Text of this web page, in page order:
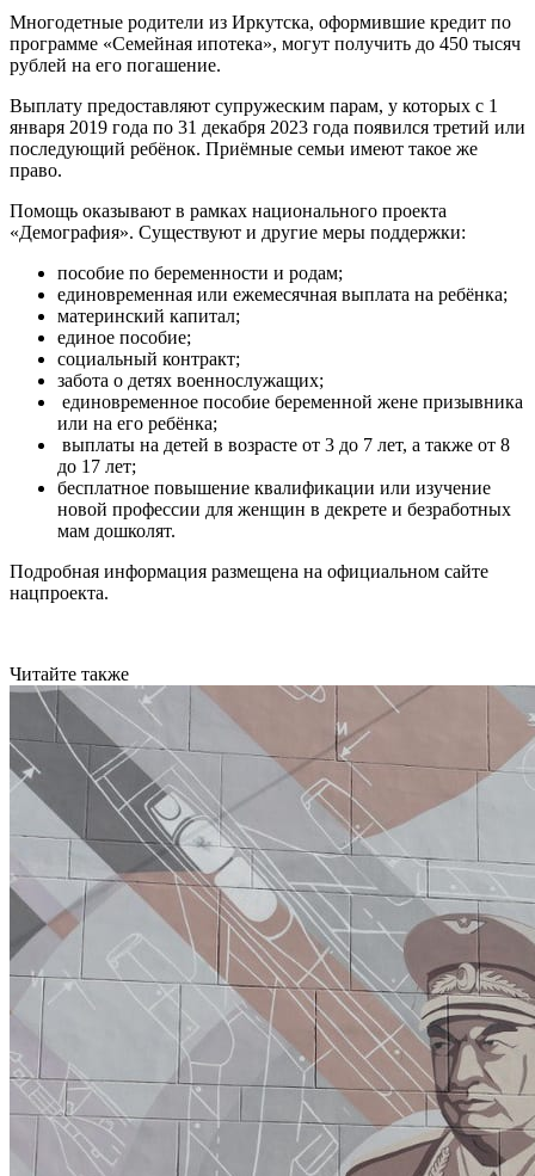
Многодетные родители из Иркутска, оформившие кредит по
программе «Семейная ипотека», могут получить до 450 тысяч
рублей на его погашение.
Выплату предоставляют супружеским парам, у которых с 1
января 2019 года по 31 декабря 2023 года появился третий или
последующий ребёнок. Приёмные семьи имеют такое же
право.
Помощь оказывают в рамках национального проекта
«Демография». Существуют и другие меры поддержки:
пособие по беременности и родам;
единовременная или ежемесячная выплата на ребёнка;
материнский капитал;
единое пособие;
социальный контракт;
забота о детях военнослужащих;
единовременное пособие беременной жене призывника
или на его ребёнка;
выплаты на детей в возрасте от 3 до 7 лет, а также от 8
до 17 лет;
бесплатное повышение квалификации или изучение
новой профессии для женщин в декрете и безработных
мам дошколят.
Подробная информация размещена на официальном сайте
нацпроекта.
Читайте также